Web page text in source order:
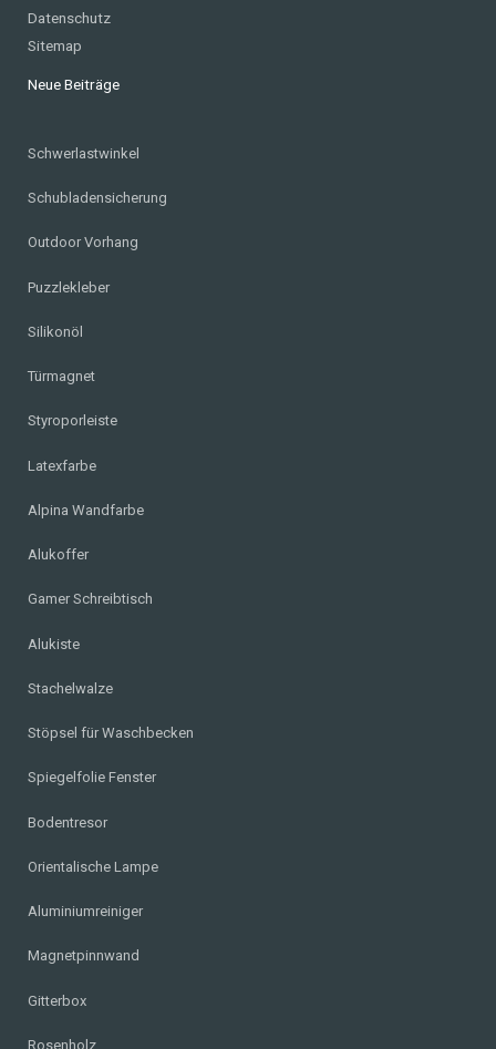
Datenschutz
Sitemap
Neue Beiträge
Schwerlastwinkel
Schubladensicherung
Outdoor Vorhang
Puzzlekleber
Silikonöl
Türmagnet
Styroporleiste
Latexfarbe
Alpina Wandfarbe
Alukoffer
Gamer Schreibtisch
Alukiste
Stachelwalze
Stöpsel für Waschbecken
Spiegelfolie Fenster
Bodentresor
Orientalische Lampe
Aluminiumreiniger
Magnetpinnwand
Gitterbox
Rosenholz